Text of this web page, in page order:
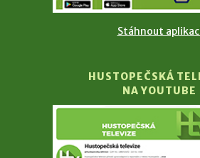
Stáhnout
HUSTOPEČSKÁ
NA YOUTUBE